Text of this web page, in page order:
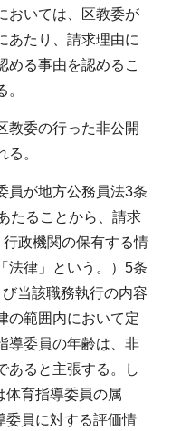
おいては、区教委が
あたり、請求理由に
める事由を認めるこ
委の行った非公開
。
が地方公務員法3条
たることから、請求
政機関の保有する情
法律」という。）5条
当該職務執行の内容
の範囲内において定
導委員の年齢は、非
あると主張する。し
体育指導委員の属
委員に対する評価情